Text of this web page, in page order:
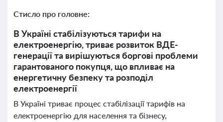
Стисло про головне:
В Україні стабілізуються тарифи на
електроенергію, триває розвиток ВДЕ-
генерації та вирішуються боргові проблеми
гарантованого покупця, що впливає на
енергетичну безпеку та розподіл
електроенергії
В Україні триває процес стабілізації тарифів на
електроенергію для населення та бізнесу,